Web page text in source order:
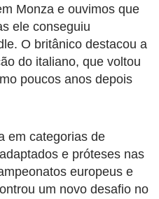
Monza e ouvimos que
ele conseguiu
O britânico destacou a
do italiano, que voltou
poucos anos depois
em categorias de
e próteses nas
europeus e
um novo desafio no